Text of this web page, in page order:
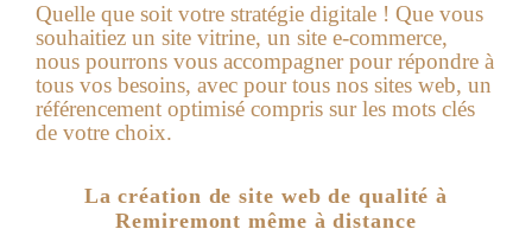
Quelle que soit votre stratégie digitale ! Que vous
souhaitiez un site vitrine, un site e-commerce,
nous pourrons vous accompagner pour répondre à
tous vos besoins, avec pour tous nos sites web, un
référencement optimisé compris sur les mots clés
de votre choix.
La création de site web de qualité à
Remiremont même à distance